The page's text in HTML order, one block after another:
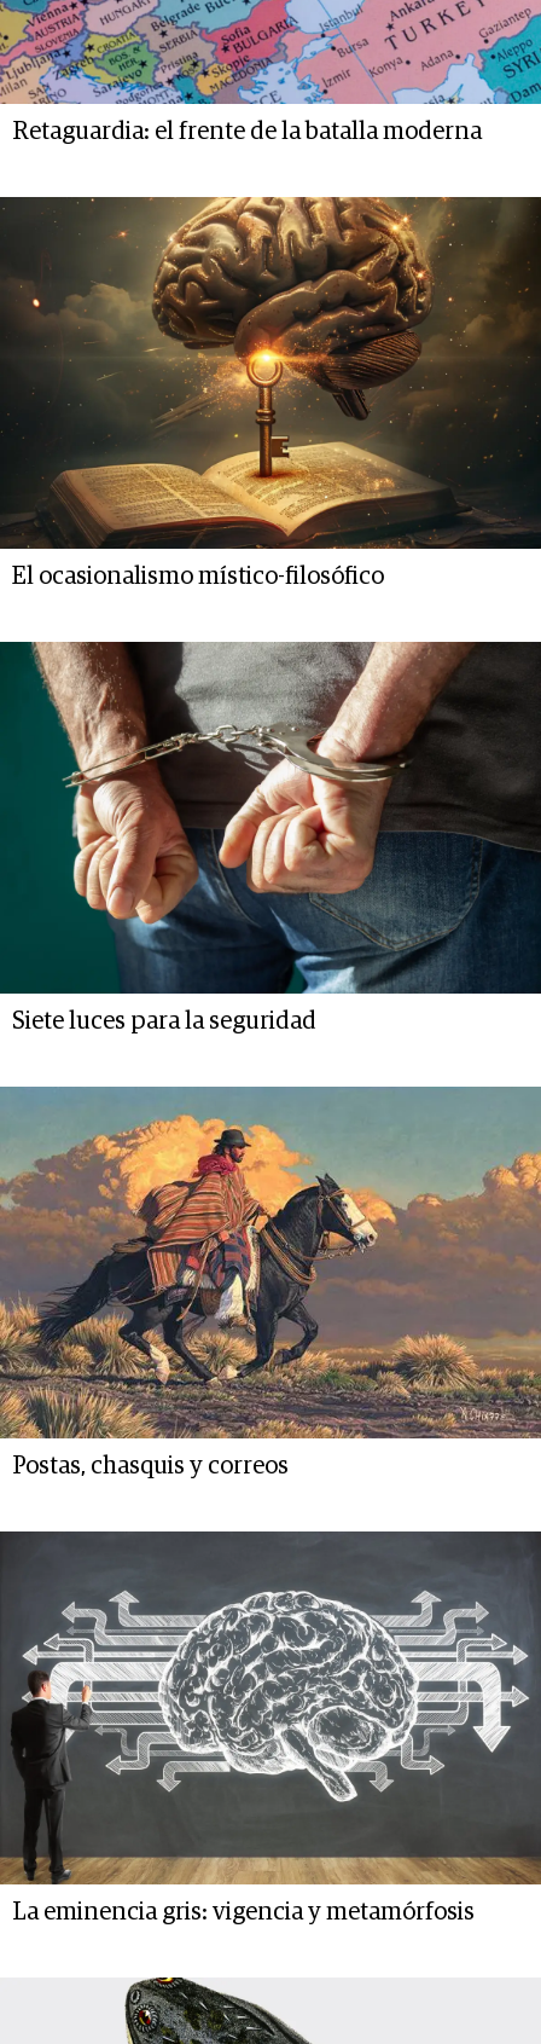
Retaguardia: el frente de la batalla moderna
El ocasionalismo místico-filosófico
Siete luces para la seguridad
Postas, chasquis y correos
La eminencia gris: vigencia y metamórfosis